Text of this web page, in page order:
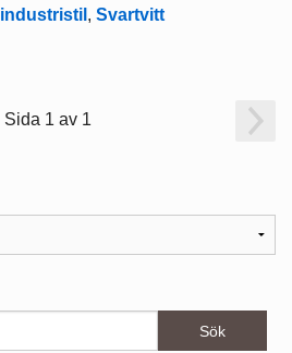
industristil , Svartvitt
Sida 1 av 1